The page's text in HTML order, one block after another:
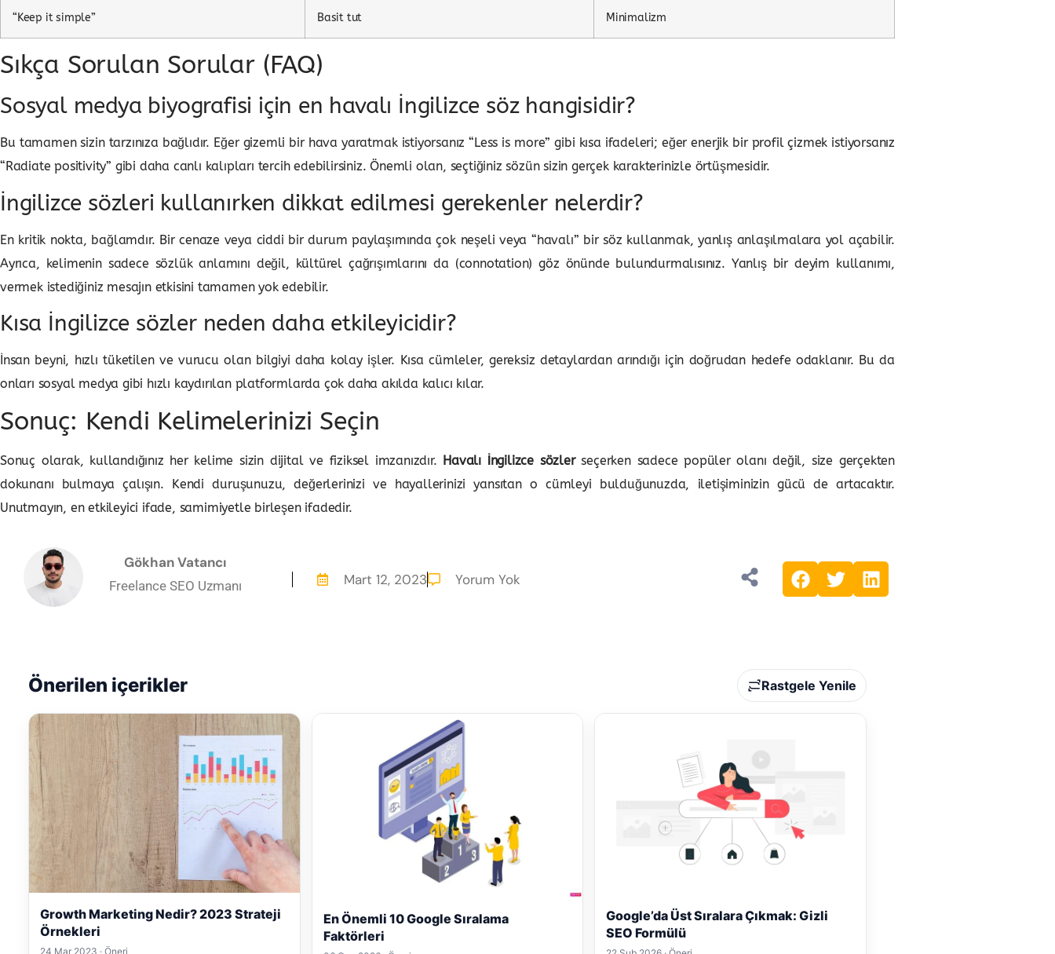
“Keep it simple” Basit tut Minimalizm
Sıkça Sorulan Sorular (FAQ)
Sosyal medya biyografisi için en havalı İngilizce söz hangisidir?
Bu tamamen sizin tarzınıza bağlıdır. Eğer gizemli bir hava yaratmak istiyorsanız “Less is more” gibi kısa ifadeleri; eğer enerjik bir profil çizmek istiyorsanız
“Radiate positivity” gibi daha canlı kalıpları tercih edebilirsiniz. Önemli olan, seçtiğiniz sözün sizin gerçek karakterinizle örtüşmesidir.
İngilizce sözleri kullanırken dikkat edilmesi gerekenler nelerdir?
En kritik nokta, bağlamdır. Bir cenaze veya ciddi bir durum paylaşımında çok neşeli veya “havalı” bir söz kullanmak, yanlış anlaşılmalara yol açabilir.
Ayrıca, kelimenin sadece sözlük anlamını değil, kültürel çağrışımlarını da (connotation) göz önünde bulundurmalısınız. Yanlış bir deyim kullanımı,
vermek istediğiniz mesajın etkisini tamamen yok edebilir.
Kısa İngilizce sözler neden daha etkileyicidir?
İnsan beyni, hızlı tüketilen ve vurucu olan bilgiyi daha kolay işler. Kısa cümleler, gereksiz detaylardan arındığı için doğrudan hedefe odaklanır. Bu da
onları sosyal medya gibi hızlı kaydırılan platformlarda çok daha akılda kalıcı kılar.
Sonuç: Kendi Kelimelerinizi Seçin
Sonuç olarak, kullandığınız her kelime sizin dijital ve fiziksel imzanızdır. Havalı İngilizce sözlerseçerken sadece popüler olanı değil, size gerçekten
dokunanı bulmaya çalışın. Kendi duruşunuzu, değerlerinizi ve hayallerinizi yansıtan o cümleyi bulduğunuzda, iletişiminizin gücü de artacaktır.
Unutmayın, en etkileyici ifade, samimiyetle birleşen ifadedir.
Gökhan Vatancı
Freelance SEO Uzmanı Mart 12, 2023 Yorum Yok
Önerilen içerikler Rastgele Yenile
Growth Marketing Nedir? 2023 Strateji
Örnekleri
24 Mar 2023 · Öneri
En Önemli 10 Google Sıralama
Faktörleri
Google’da Üst Sıralara Çıkmak: Gizli
SEO Formülü